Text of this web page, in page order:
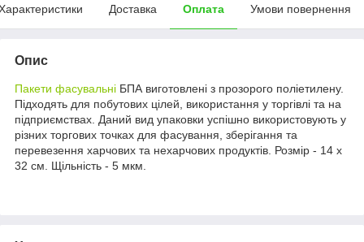
Доставка Оплата Умови повернення
Опис
Пакети фасувальні БПА виготовлені з прозорого поліетилену.
Підходять для побутових цілей, використання у торгівлі та на
підприємствах. Даний вид упаковки успішно використовують у
різних торгових точках для фасування, зберігання та
перевезення харчових та нехарчових продуктів. Розмір - 14 х
32 см. Щільність - 5 мкм.